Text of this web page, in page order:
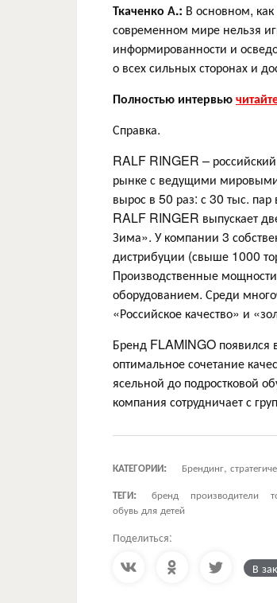
Ткаченко А.: В основном,
современном мире нельзя
информированности и
о всех сильных сторонах и
Полностью интервью
Справка.
RALF RINGER –
рынке с ведущими
вырос в 50 раз: с 30 тыс.
RALF RINGER выпускает
Зима». У компании 3
дистрибуции (свыше 1000
Производственные
оборудованием. Среди
«Российское качество» и
Бренд FLAMINGO появился
оптимальное сочетание
ясельной до подростковой
компания сотрудничает с
КАТЕГОРИИ:
Брендинг,
ТЕГИ:
бренд производители
обувь для детей
Поделиться:
В